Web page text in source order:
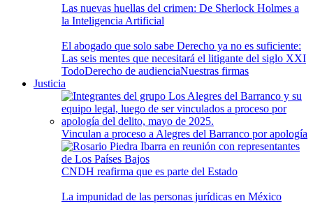
Las nuevas huellas del crimen: De Sherlock Holmes a
la Inteligencia Artificial
El abogado que solo sabe Derecho ya no es suficiente:
Las seis mentes que necesitará el litigante del siglo XXI
TodoDerecho de audienciaNuestras firmas
Justicia
Vinculan a proceso a Alegres del Barranco por apología
CNDH reafirma que es parte del Estado
La impunidad de las personas jurídicas en México